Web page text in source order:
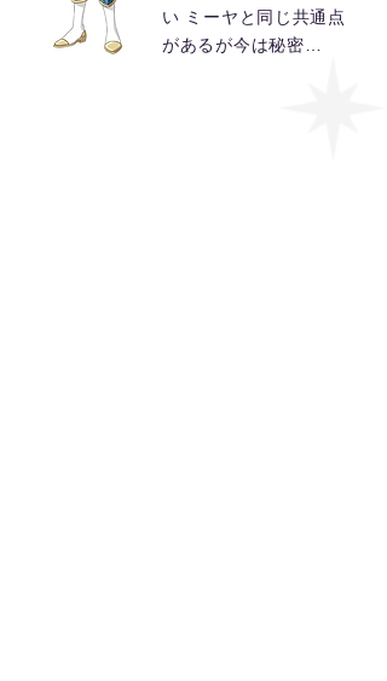
い ミーヤと同じ共通点
があるが今は秘密…